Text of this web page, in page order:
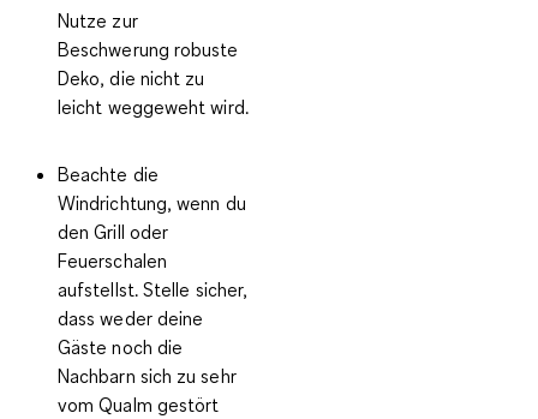
Nutze zur
Beschwerung robuste
Deko, die nicht zu
leicht weggeweht wird.
Beachte die
Windrichtung, wenn du
den Grill oder
Feuerschalen
aufstellst. Stelle sicher,
dass weder deine
Gäste noch die
Nachbarn sich zu sehr
vom Qualm gestört